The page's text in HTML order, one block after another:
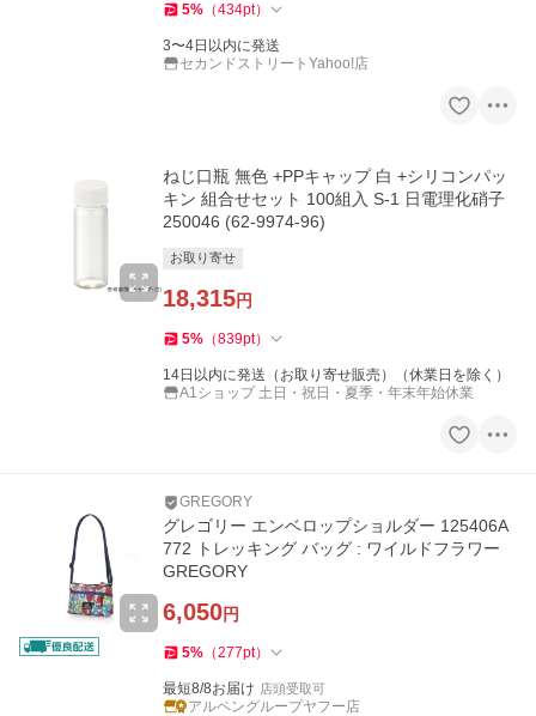
5% （434pt）
3〜4日以内に発送
セカンドストリートYahoo!店
ねじ口瓶 無色 +PPキャップ 白 +シリコンパッ
キン 組合せセット 100組入 S-1 日電理化硝子
250046 (62-9974-96)
お取り寄せ
18,315円
5% （839pt）
14日以内に発送（お取り寄せ販売）（休業日を除く）
A1ショップ 土日・祝日・夏季・年末年始休業
GREGORY
グレゴリー エンベロップショルダー 125406A
772 トレッキング バッグ : ワイルドフラワー
GREGORY
6,050円
5% （277pt）
最短8/8お届け 店頭受取可
アルペングループヤフー店